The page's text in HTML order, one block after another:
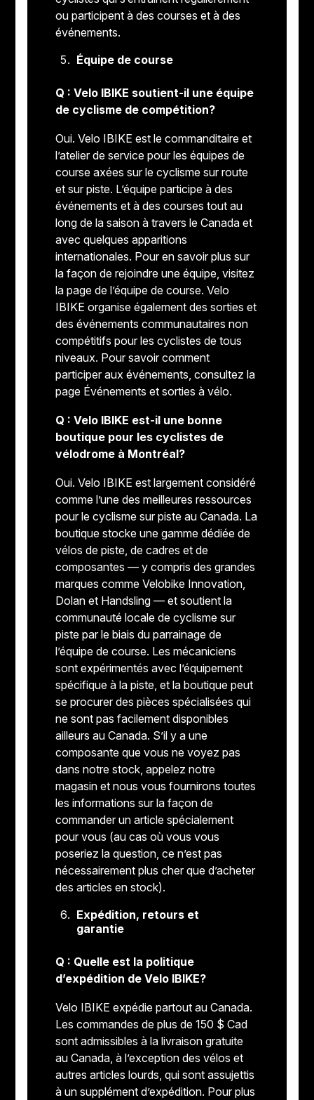
ou participent à des courses et à des
événements.
Équipe de course
Q : Velo IBIKE soutient-il une équipe
de cyclisme de compétition?
Oui. Velo IBIKE est le commanditaire et
l’atelier de service pour les équipes de
course axées sur le cyclisme sur route
et sur piste. L’équipe participe à des
événements et à des courses tout au
long de la saison à travers le Canada et
avec quelques apparitions
internationales. Pour en savoir plus sur
la façon de rejoindre une équipe, visitez
la page de l’équipe de course. Velo
IBIKE organise également des sorties et
des événements communautaires non
compétitifs pour les cyclistes de tous
niveaux. Pour savoir comment
participer aux événements, consultez la
page Événements et sorties à vélo.
Q : Velo IBIKE est-il une bonne
boutique pour les cyclistes de
vélodrome à Montréal?
Oui. Velo IBIKE est largement considéré
comme l’une des meilleures ressources
pour le cyclisme sur piste au Canada. La
boutique stocke une gamme dédiée de
vélos de piste, de cadres et de
composantes — y compris des grandes
marques comme Velobike Innovation,
Dolan et Handsling — et soutient la
communauté locale de cyclisme sur
piste par le biais du parrainage de
l’équipe de course. Les mécaniciens
sont expérimentés avec l’équipement
spécifique à la piste, et la boutique peut
se procurer des pièces spécialisées qui
ne sont pas facilement disponibles
ailleurs au Canada. S’il y a une
composante que vous ne voyez pas
dans notre stock, appelez notre
magasin et nous vous fournirons toutes
les informations sur la façon de
commander un article spécialement
pour vous (au cas où vous vous
poseriez la question, ce n’est pas
nécessairement plus cher que d’acheter
des articles en stock).
Expédition, retours et
garantie
Q : Quelle est la politique
d’expédition de Velo IBIKE?
Velo IBIKE expédie partout au Canada.
Les commandes de plus de 150 $ Cad
sont admissibles à la livraison gratuite
au Canada, à l’exception des vélos et
autres articles lourds, qui sont assujettis
à un supplément d’expédition. Pour plus